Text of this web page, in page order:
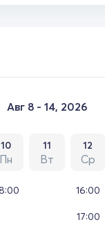
Авг 8 - 14, 2026
10
Пн
11
Вт
12
Ср
16:00
17:00